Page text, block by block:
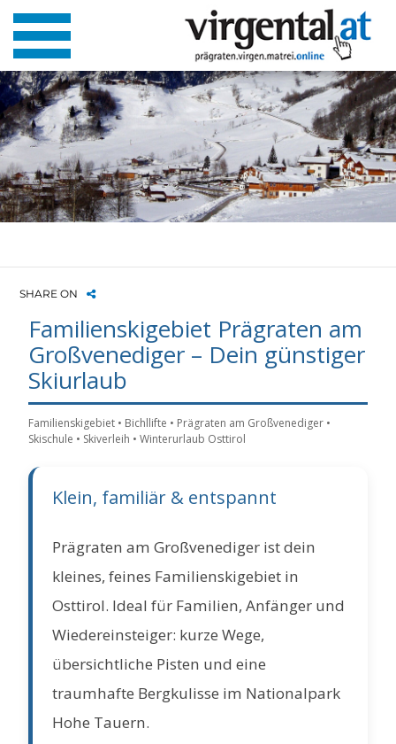
SHARE ON
Familienskigebiet Prägraten am
Großvenediger – Dein günstiger
Skiurlaub
Familienskigebiet • Bichllifte • Prägraten am Großvenediger •
Skischule • Skiverleih • Winterurlaub Osttirol
Klein, familiär & entspannt
Prägraten am Großvenediger ist dein
kleines, feines Familienskigebiet in
Osttirol. Ideal für Familien, Anfänger und
Wiedereinsteiger: kurze Wege,
übersichtliche Pisten und eine
traumhafte Bergkulisse im Nationalpark
Hohe Tauern.